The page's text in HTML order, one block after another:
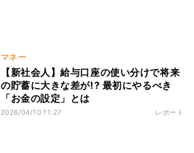
マネー
【新社会人】給与口座の使い分けで将来
の貯蓄に大きな差が!? 最初にやるべき
「お金の設定」とは
2026/04/10 11:27 レポート